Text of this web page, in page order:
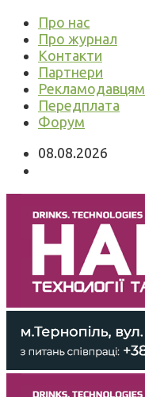
Про нас
Про журнал
Контакти
Партнери
Рекламодавцям
Передплата
Форум
08.08.2026